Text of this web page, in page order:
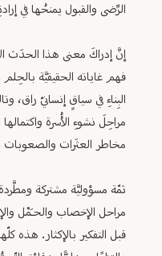
الرِّضى والقبول يمنحُها في
إنَّ إدراكَ معنى هذا الحدَث
فهم غاياته الحقيقيَّة
البِناءِ في سياقٍ إنسانيّ راق،
مراحِلَ نشوءِ الأُسرة
مخاطر العثَرات والصعوبات
ثمّة مسؤوليَّة مشتركة
مراحل الإخصاب والحـَمْل
قبل التفكير بالإكثار. هذه